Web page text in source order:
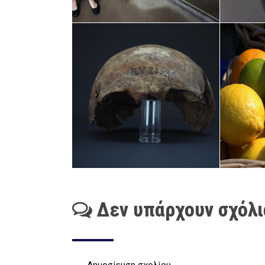
Δεν υπάρχουν